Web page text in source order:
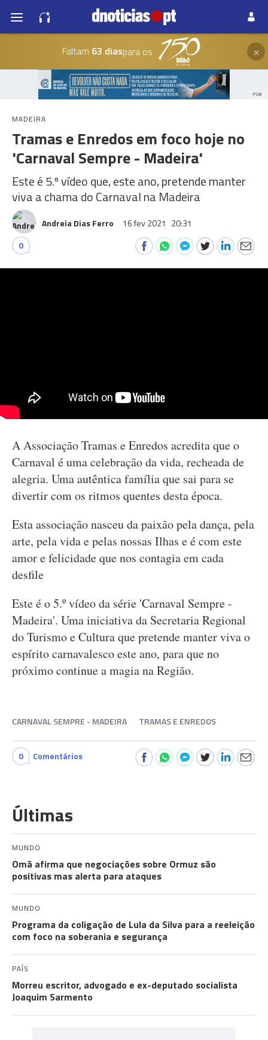
Faltam 63 diaspara os ×
PUB
MADEIRA
Tramas e Enredos em foco hoje no
'Carnaval Sempre - Madeira'
Este é 5.º vídeo que, este ano, pretende manter
viva a chama do Carnaval na Madeira
Andreia Dias Ferro 16 fev 2021 20:31
0
A Associação Tramas e Enredos acredita que o
Carnaval é uma celebração da vida, recheada de
alegria. Uma autêntica família que sai para se
divertir com os ritmos quentes desta época.
Esta associação nasceu da paixão pela dança, pela
arte, pela vida e pelas nossas Ilhas e é com este
amor e felicidade que nos contagia em cada
desfile
Este é o 5.º vídeo da série 'Carnaval Sempre -
Madeira'. Uma iniciativa da Secretaria Regional
do Turismo e Cultura que pretende manter viva o
espírito carnavalesco este ano, para que no
próximo continue a magia na Região.
CARNAVAL SEMPRE - MADEIRA TRAMAS E ENREDOS
0 Comentários
Últimas
MUNDO
Omã afirma que negociações sobre Ormuz são
positivas mas alerta para ataques
MUNDO
Programa da coligação de Lula da Silva para a reeleição
com foco na soberania e segurança
PAÍS
Morreu escritor, advogado e ex-deputado socialista
Joaquim Sarmento